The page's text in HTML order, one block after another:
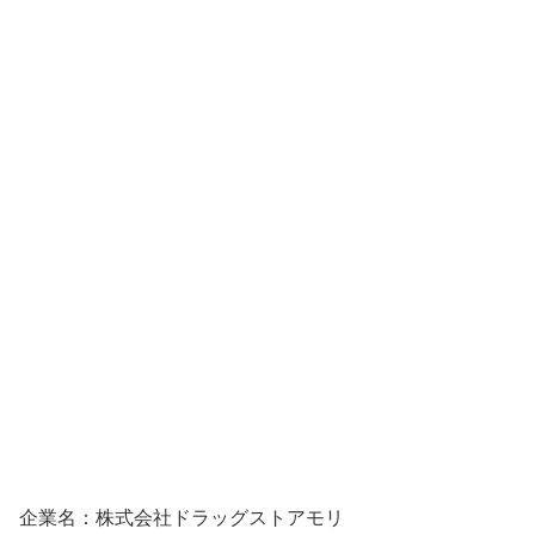
企業名：株式会社ドラッグストアモリ